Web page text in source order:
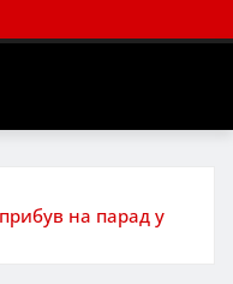
на парад у